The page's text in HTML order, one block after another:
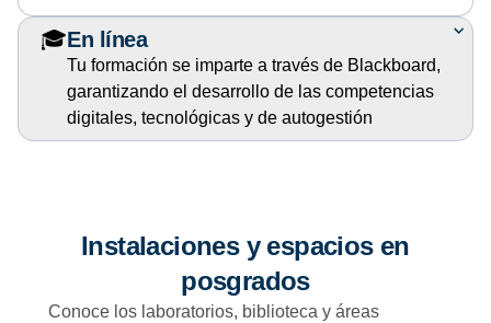
🎓En línea
Tu formación se imparte a través de Blackboard,
garantizando el desarrollo de las competencias
digitales, tecnológicas y de autogestión
Instalaciones y espacios en
posgrados
Conoce los laboratorios, biblioteca y áreas